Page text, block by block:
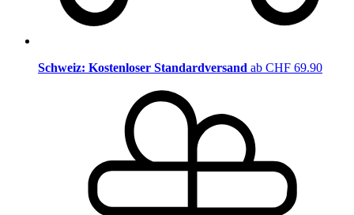
Schweiz: Kostenloser Standardversand ab CHF 69.90